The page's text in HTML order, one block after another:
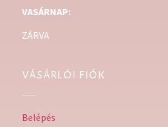
VASÁRNAP:
ZÁRVA
VÁSÁRLÓI FIÓK
Belépés